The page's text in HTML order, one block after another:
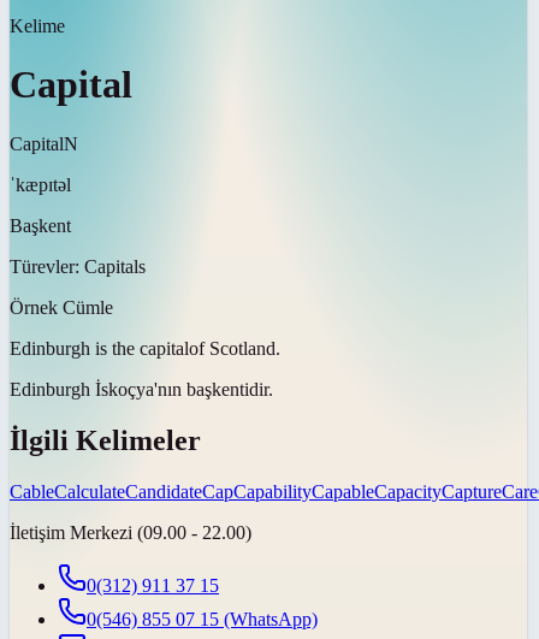
Kelime
Capital
CapitalN
ˈkæpɪtəl
Başkent
Türevler: Capitals
Örnek Cümle
Edinburgh is the capitalof Scotland.
Edinburgh İskoçya'nın başkentidir.
İlgili Kelimeler
CableCalculateCandidateCapCapabilityCapableCapacityCaptureCare
İletişim Merkezi (09.00 - 22.00)
0(312) 911 37 15
0(546) 855 07 15 (WhatsApp)